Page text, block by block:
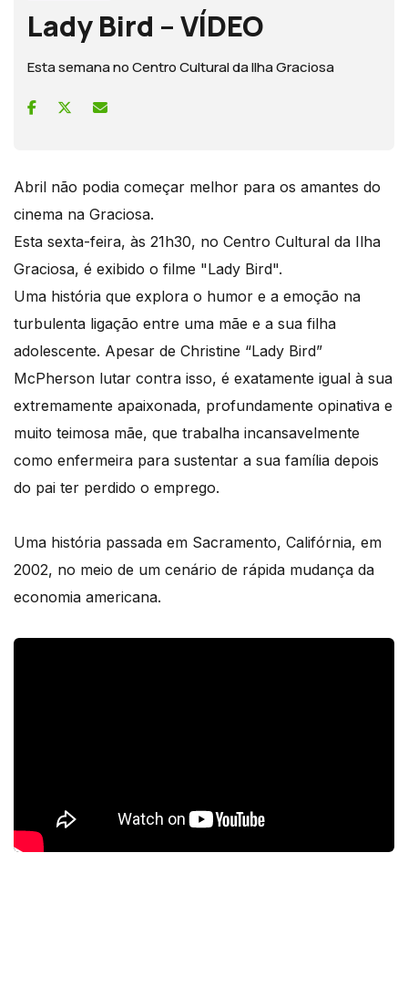
Lady Bird – VÍDEO
Esta semana no Centro Cultural da Ilha Graciosa
Abril não podia começar melhor para os amantes do
cinema na Graciosa.
Esta sexta-feira, às 21h30, no Centro Cultural da Ilha
Graciosa, é exibido o filme "Lady Bird".
Uma história que explora o humor e a emoção na
turbulenta ligação entre uma mãe e a sua filha
adolescente. Apesar de Christine “Lady Bird”
McPherson lutar contra isso, é exatamente igual à sua
extremamente apaixonada, profundamente opinativa e
muito teimosa mãe, que trabalha incansavelmente
como enfermeira para sustentar a sua família depois
do pai ter perdido o emprego.
Uma história passada em Sacramento, Califórnia, em
2002, no meio de um cenário de rápida mudança da
economia americana.